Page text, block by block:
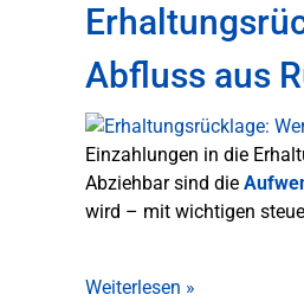
Abfluss aus
Einzahlungen in die
Abziehbar sind die
wird – mit wichtigen
Weiterlesen »